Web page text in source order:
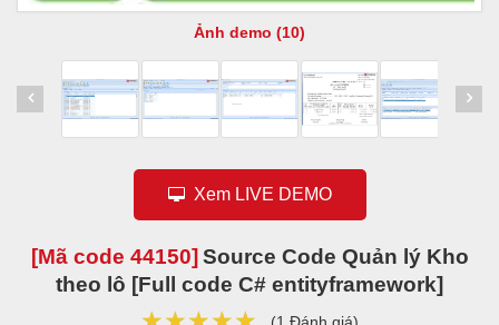
Ảnh demo (10)
Xem LIVE DEMO
[Mã code 44150] Source Code Quản lý Kho
theo lô [Full code C# entityframework]